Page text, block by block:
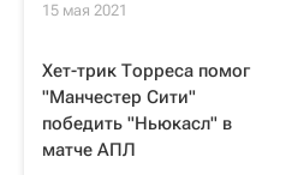
15 мая 2021
Хет-трик Торреса помог
"Манчестер Сити"
победить "Ньюкасл" в
матче АПЛ